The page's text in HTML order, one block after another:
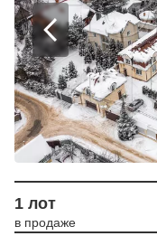
1 лот
в продаже